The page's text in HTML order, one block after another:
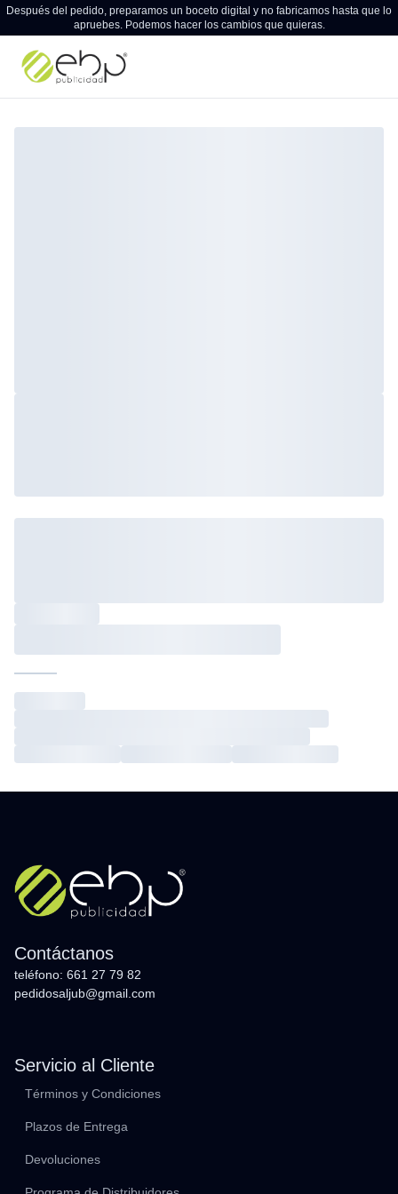
Después del pedido, preparamos un boceto digital y no fabricamos hasta que lo
apruebes. Podemos hacer los cambios que quieras.
Contáctanos
teléfono: 661 27 79 82
pedidosaljub@gmail.com
Servicio al Cliente
Términos y Condiciones
Plazos de Entrega
Devoluciones